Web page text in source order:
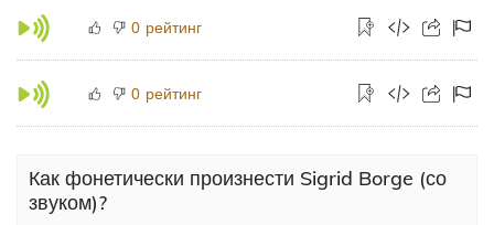
0 рейтинг
0 рейтинг
Как фонетически произнести Sigrid Borge (со
звуком)?